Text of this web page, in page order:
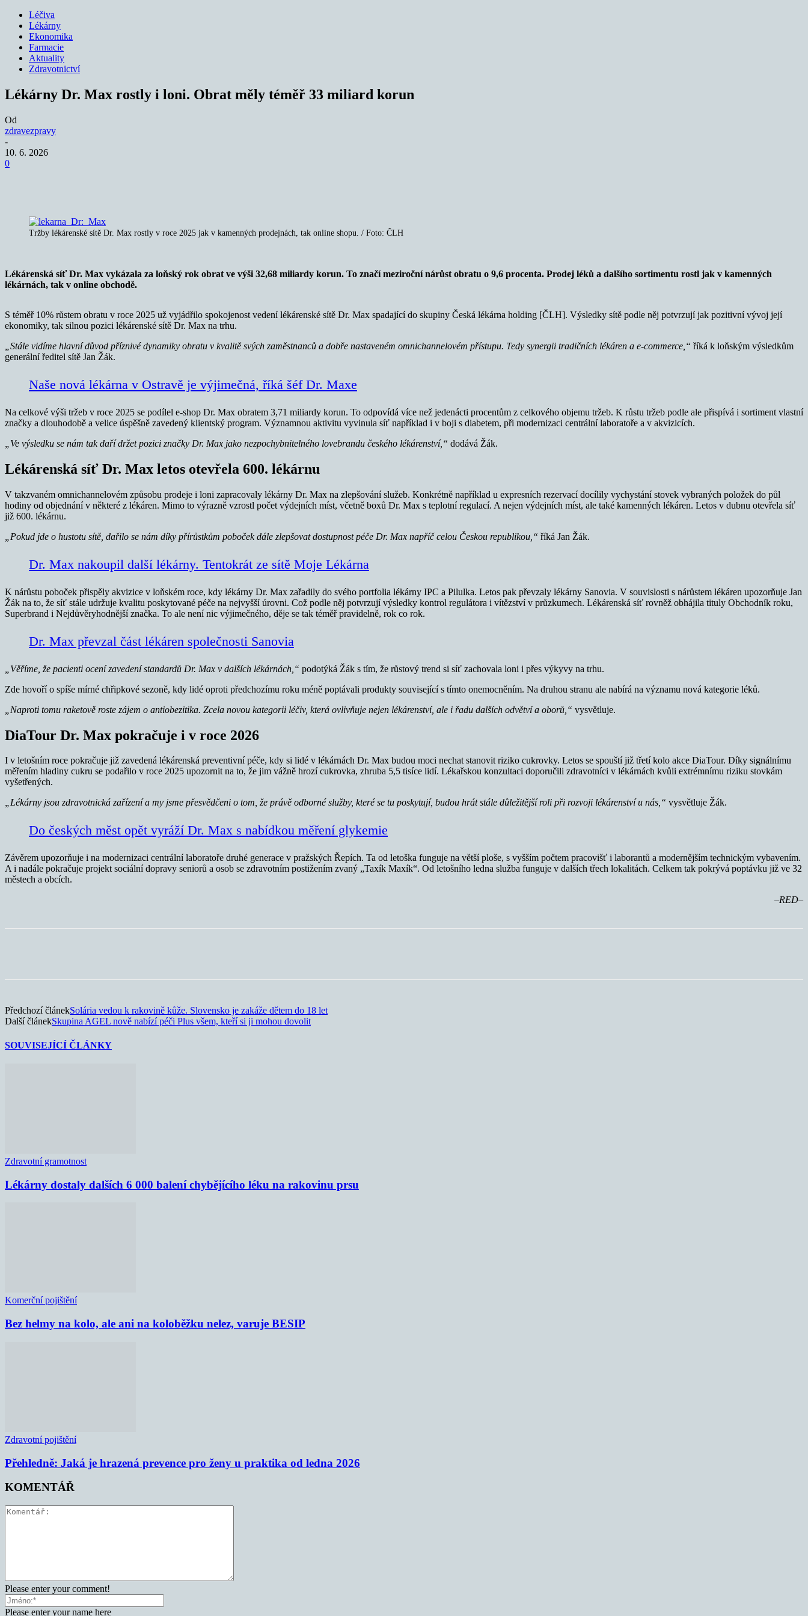
Léčiva
Lékárny
Ekonomika
Farmacie
Aktuality
Zdravotnictví
Lékárny Dr. Max rostly i loni. Obrat měly téměř 33 miliard korun
Od
zdravezpravy
-
10. 6. 2026
0
Tržby lékárenské sítě Dr. Max rostly v roce 2025 jak v kamenných prodejnách, tak online shopu. / Foto: ČLH
Lékárenská síť Dr. Max vykázala za loňský rok obrat ve výši 32,68 miliardy korun. To značí meziroční nárůst obratu o 9,6 procenta. Prodej léků a dalšího sortimentu rostl jak v kamenných
lékárnách, tak v online obchodě.
S téměř 10% růstem obratu v roce 2025 už vyjádřilo spokojenost vedení lékárenské sítě Dr. Max spadající do skupiny Česká lékárna holding [ČLH]. Výsledky sítě podle něj potvrzují jak pozitivní vývoj její
ekonomiky, tak silnou pozici lékárenské sítě Dr. Max na trhu.
„Stále vidíme hlavní důvod příznivé dynamiky obratu v kvalitě svých zaměstnanců a dobře nastaveném omnichannelovém přístupu. Tedy synergii tradičních lékáren a e-commerce,“ říká k loňským výsledkům
generální ředitel sítě Jan Žák.
Naše nová lékárna v Ostravě je výjimečná, říká šéf Dr. Maxe
Na celkové výši tržeb v roce 2025 se podílel e-shop Dr. Max obratem 3,71 miliardy korun. To odpovídá více než jedenácti procentům z celkového objemu tržeb. K růstu tržeb podle ale přispívá i sortiment vlastní
značky a dlouhodobě a velice úspěšně zavedený klientský program. Významnou aktivitu vyvinula síť například i v boji s diabetem, při modernizaci centrální laboratoře a v akvizicích.
„Ve výsledku se nám tak daří držet pozici značky Dr. Max jako nezpochybnitelného lovebrandu českého lékárenství,“ dodává Žák.
Lékárenská síť Dr. Max letos otevřela 600. lékárnu
V takzvaném omnichannelovém způsobu prodeje i loni zapracovaly lékárny Dr. Max na zlepšování služeb. Konkrétně například u expresních rezervací docílily vychystání stovek vybraných položek do půl
hodiny od objednání v některé z lékáren. Mimo to výrazně vzrostl počet výdejních míst, včetně boxů Dr. Max s teplotní regulací. A nejen výdejních míst, ale také kamenných lékáren. Letos v dubnu otevřela síť
již 600. lékárnu.
„Pokud jde o hustotu sítě, dařilo se nám díky přírůstkům poboček dále zlepšovat dostupnost péče Dr. Max napříč celou Českou republikou,“ říká Jan Žák.
Dr. Max nakoupil další lékárny. Tentokrát ze sítě Moje Lékárna
K nárůstu poboček přispěly akvizice v loňském roce, kdy lékárny Dr. Max zařadily do svého portfolia lékárny IPC a Pilulka. Letos pak převzaly lékárny Sanovia. V souvislosti s nárůstem lékáren upozorňuje Jan
Žák na to, že síť stále udržuje kvalitu poskytované péče na nejvyšší úrovni. Což podle něj potvrzují výsledky kontrol regulátora i vítězství v průzkumech. Lékárenská síť rovněž obhájila tituly Obchodník roku,
Superbrand i Nejdůvěryhodnější značka. To ale není nic výjimečného, děje se tak téměř pravidelně, rok co rok.
Dr. Max převzal část lékáren společnosti Sanovia
„Věříme, že pacienti ocení zavedení standardů Dr. Max v dalších lékárnách,“ podotýká Žák s tím, že růstový trend si síť zachovala loni i přes výkyvy na trhu.
Zde hovoří o spíše mírné chřipkové sezoně, kdy lidé oproti předchozímu roku méně poptávali produkty související s tímto onemocněním. Na druhou stranu ale nabírá na významu nová kategorie léků.
„Naproti tomu raketově roste zájem o antiobezitika. Zcela novou kategorii léčiv, která ovlivňuje nejen lékárenství, ale i řadu dalších odvětví a oborů,“ vysvětluje.
DiaTour Dr. Max pokračuje i v roce 2026
I v letošním roce pokračuje již zavedená lékárenská preventivní péče, kdy si lidé v lékárnách Dr. Max budou moci nechat stanovit riziko cukrovky. Letos se spouští již třetí kolo akce DiaTour. Díky signálnímu
měřením hladiny cukru se podařilo v roce 2025 upozornit na to, že jim vážně hrozí cukrovka, zhruba 5,5 tisíce lidí. Lékařskou konzultaci doporučili zdravotníci v lékárnách kvůli extrémnímu riziku stovkám
vyšetřených.
„Lékárny jsou zdravotnická zařízení a my jsme přesvědčeni o tom, že právě odborné služby, které se tu poskytují, budou hrát stále důležitější roli při rozvoji lékárenství u nás,“ vysvětluje Žák.
Do českých měst opět vyráží Dr. Max s nabídkou měření glykemie
Závěrem upozorňuje i na modernizaci centrální laboratoře druhé generace v pražských Řepích. Ta od letoška funguje na větší ploše, s vyšším počtem pracovišť i laborantů a modernějším technickým vybavením.
A i nadále pokračuje projekt sociální dopravy seniorů a osob se zdravotním postižením zvaný „Taxík Maxík“. Od letošního ledna služba funguje v dalších třech lokalitách. Celkem tak pokrývá poptávku již ve 32
městech a obcích.
–RED–
Předchozí článekSolária vedou k rakovině kůže. Slovensko je zakáže dětem do 18 let
Další článekSkupina AGEL nově nabízí péči Plus všem, kteří si ji mohou dovolit
SOUVISEJÍCÍ ČLÁNKY
Zdravotní gramotnost
Lékárny dostaly dalších 6 000 balení chybějícího léku na rakovinu prsu
Komerční pojištění
Bez helmy na kolo, ale ani na koloběžku nelez, varuje BESIP
Zdravotní pojištění
Přehledně: Jaká je hrazená prevence pro ženy u praktika od ledna 2026
KOMENTÁŘ
Please enter your comment!
Please enter your name here